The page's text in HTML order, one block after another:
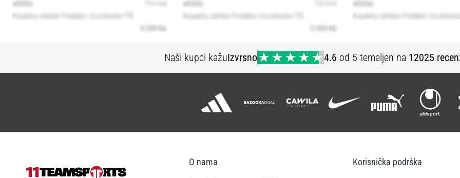
Naši kupci kažuIzvrsno 4.6 od 5 temeljen na 12025
O nama Korisnička podrška